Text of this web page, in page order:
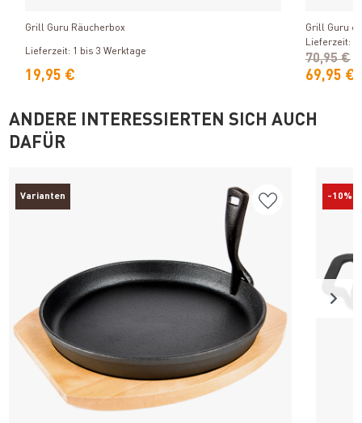
Grill Guru Räucherbox
Lieferzeit: 1 bis 3 Werktage
19,95 €
Grill Guru
Lieferzeit: 1
69,95 €
70,95 €
ANDERE INTERESSIERTEN SICH AUCH
DAFÜR
Varianten -10%